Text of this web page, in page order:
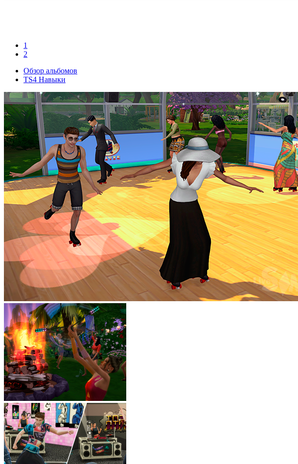
1
2
Обзор альбомов
TS4 Навыки